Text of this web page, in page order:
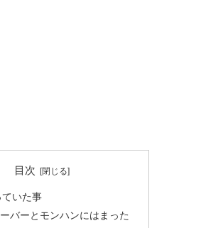
目次
いた事
バーとモンハンにはまった